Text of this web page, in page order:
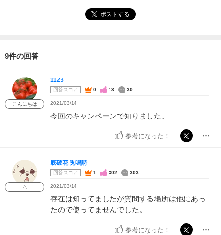
ポストする
9件の回答
こんにちは
1123
回答スコア 0 13 30
2021/03/14
今回のキャンペーンで知りました。
参考になった！
△
底破花 兎鳴詩
回答スコア 1 302 303
2021/03/14
存在は知ってましたが質問する場所は他にあっ
たので使ってませんでした。
参考になった！